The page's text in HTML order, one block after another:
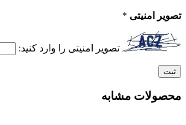
تصویر امنیتی *
تصویر امنیتی را وارد کنید:
محصولات مشابه